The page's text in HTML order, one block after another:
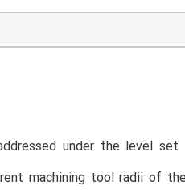
under the level set
machining tool radii of